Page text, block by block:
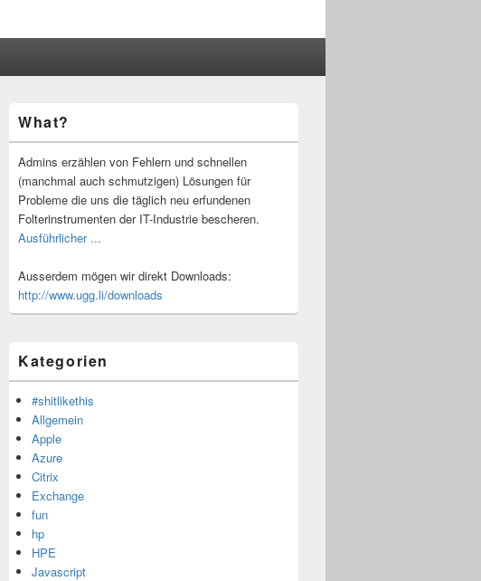
Seitenleisten-
Widgetbereich
What?
Admins erzählen von Fehlern und schnellen
(manchmal auch schmutzigen) Lösungen für
Probleme die uns die täglich neu erfundenen
Folterinstrumenten der IT-Industrie bescheren.
Ausführlicher ...
Ausserdem mögen wir direkt Downloads:
http://www.ugg.li/downloads
Kategorien
#shitlikethis
Allgemein
Apple
Azure
Citrix
Exchange
fun
hp
HPE
Javascript